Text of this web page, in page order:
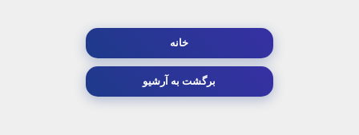
خانه
برگشت به آرشیو